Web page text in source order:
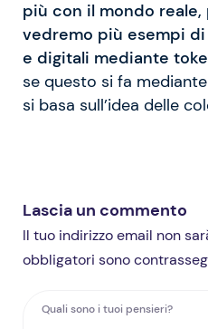
più con il mondo
vedremo più esempi
e digitali mediante
se questo si fa
si basa sull’idea delle
Lascia un commento
Il tuo indirizzo email non
obbligatori sono